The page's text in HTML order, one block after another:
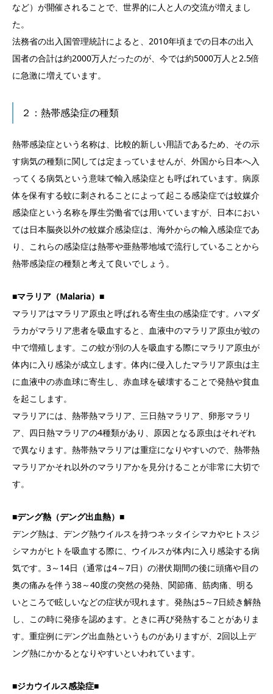
など）が開催されることで、世界的に人と人の交流が増えまし
た。
法務省の出入国管理統計によると、2010年頃までの日本の出入
国者の合計は約2000万人だったのが、今では約5000万人と2.5倍
に急激に増えています。
２：熱帯感染症の種類
熱帯感染症という名称は、比較的新しい用語であるため、その示
す病気の種類に関しては定まっていませんが、外国から日本へ入
ってくる病気という意味で輸入感染症とも呼ばれています。病原
体を保有する蚊に刺されることによって起こる感染症では蚊媒介
感染症という名称を厚生労働省では用いていますが、日本におい
ては日本脳炎以外の蚊媒介感染症は、海外からの輸入感染症であ
り、これらの感染症は熱帯や亜熱帯地域で流行していることから
熱帯感染症の種類と考えて良いでしょう。
■マラリア（Malaria）■
マラリアはマラリア原虫と呼ばれる寄生虫の感染症です。ハマダ
ラカがマラリア患者を吸血すると、血液中のマラリア原虫が蚊の
中で増殖します。この蚊が別の人を吸血する際にマラリア原虫が
体内に入り感染が成立します。体内に侵入したマラリア原虫は主
に血液中の赤血球に寄生し、赤血球を破壊することで発熱や貧血
を起こします。
マラリアには、熱帯熱マラリア、三日熱マラリア、卵形マラリ
ア、四日熱マラリアの4種類があり、原因となる原虫はそれぞれ
で異なります。熱帯熱マラリアは重症になりやすいので、熱帯熱
マラリアかそれ以外のマラリアかを見分けることが非常に大切で
す。
■デング熱（デング出血熱）■
デング熱は、デング熱ウイルスを持つネッタイシマカやヒトスジ
シマカがヒトを吸血する際に、ウイルスが体内に入り感染する病
気です。3～14日（通常は4～7日）の潜伏期間の後に頭痛や目の
奥の痛みを伴う38～40度の突然の発熱、関節痛、筋肉痛、明る
いところで眩しいなどの症状が現れます。発熱は5～7日続き解熱
し、この時に発疹を認めます。ときに再び発熱することがありま
す。重症例にデング出血熱というものがありますが、2回以上デ
ング熱にかかるとなりやすいといわれています。
■ジカウイルス感染症■